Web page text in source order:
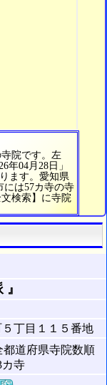
院です。左
04月28日」
ます。愛知県
には57カ寺の寺
検索】に寺院
丁目１１５番地
道府県寺院数順
カ寺